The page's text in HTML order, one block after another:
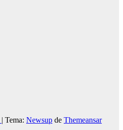
| Tema: Newsup de Themeansar